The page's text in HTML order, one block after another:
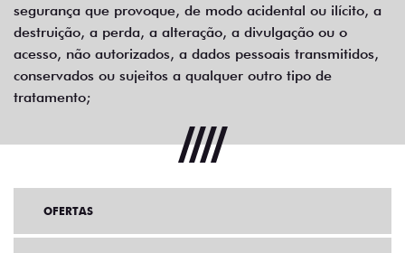
segurança que provoque, de modo acidental ou ilícito, a
destruição, a perda, a alteração, a divulgação ou o
acesso, não autorizados, a dados pessoais transmitidos,
conservados ou sujeitos a qualquer outro tipo de
tratamento;
OFERTAS